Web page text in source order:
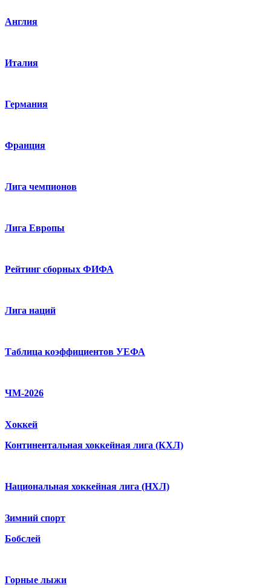
Англия
Италия
Германия
Франция
Лига чемпионов
Лига Европы
Рейтинг сборных ФИФА
Лига наций
Таблица коэффициентов УЕФА
ЧМ-2026
Хоккей
Континентальная хоккейная лига (КХЛ)
Национальная хоккейная лига (НХЛ)
Зимний спорт
Бобслей
Горные лыжи